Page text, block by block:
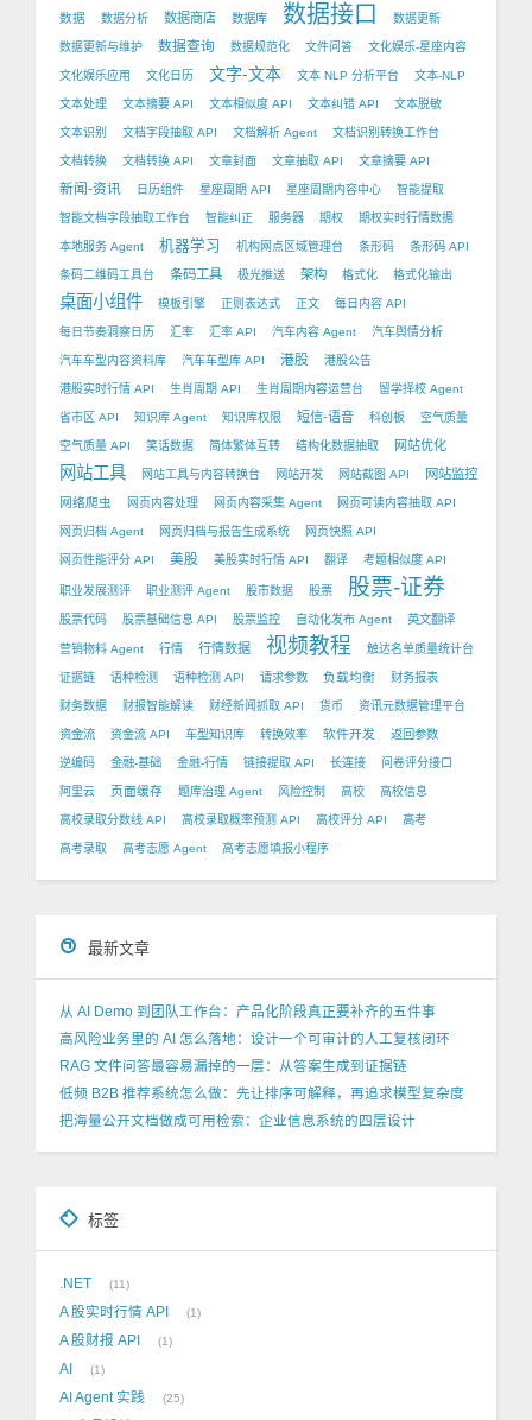
数据 数据分析 数据商店 数据库 数据接口 数据更新
数据更新与维护 数据查询 数据规范化 文件问答 文化娱乐-星座内容
文化娱乐应用 文化日历 文字-文本 文本 NLP 分析平台 文本-NLP
文本处理 文本摘要 API 文本相似度 API 文本纠错 API 文本脱敏
文本识别 文档字段抽取 API 文档解析 Agent 文档识别转换工作台
文档转换 文档转换 API 文章封面 文章抽取 API 文章摘要 API
新闻-资讯 日历组件 星座周期 API 星座周期内容中心 智能提取
智能文档字段抽取工作台 智能纠正 服务器 期权 期权实时行情数据
本地服务 Agent 机器学习 机构网点区域管理台 条形码 条形码 API
条码二维码工具台 条码工具 极光推送 架构 格式化 格式化输出
桌面小组件 模板引擎 正则表达式 正文 每日内容 API
每日节奏洞察日历 汇率 汇率 API 汽车内容 Agent 汽车舆情分析
汽车车型内容资料库 汽车车型库 API 港股 港股公告
港股实时行情 API 生肖周期 API 生肖周期内容运营台 留学择校 Agent
省市区 API 知识库 Agent 知识库权限 短信-语音 科创板 空气质量
空气质量 API 笑话数据 简体繁体互转 结构化数据抽取 网站优化
网站工具 网站工具与内容转换台 网站开发 网站截图 API
网站监控
网络爬虫
网页内容处理 网页内容采集 Agent 网页可读内容抽取 API
网页归档 Agent 网页归档与报告生成系统 网页快照 API
网页性能评分 API 美股 美股实时行情 API 翻译 考题相似度 API
职业发展测评 职业测评 Agent 股市数据 股票 股票-证券
股票代码 股票基础信息 API 股票监控 自动化发布 Agent 英文翻译
营销物料 Agent 行情 行情数据 视频教程 触达名单质量统计台
证据链 语种检测 语种检测 API 请求参数 负载均衡 财务报表
财务数据 财报智能解读 财经新闻抓取 API 货币 资讯元数据管理平台
资金流 资金流 API 车型知识库 转换效率 软件开发 返回参数
逆编码 金融-基础 金融-行情 链接提取 API 长连接 问卷评分接口
阿里云 页面缓存 题库治理 Agent 风险控制 高校 高校信息
高校录取分数线 API 高校录取概率预测 API 高校评分 API 高考
高考录取 高考志愿 Agent 高考志愿填报小程序
最新文章
从 AI Demo 到团队工作台：产品化阶段真正要补齐的五件事
高风险业务里的 AI 怎么落地：设计一个可审计的人工复核闭环
RAG 文件问答最容易漏掉的一层：从答案生成到证据链
低频 B2B 推荐系统怎么做：先让排序可解释，再追求模型复杂度
把海量公开文档做成可用检索：企业信息系统的四层设计
标签
.NET 11
A 股实时行情 API 1
A 股财报 API 1
AI 1
AI Agent 实践 25